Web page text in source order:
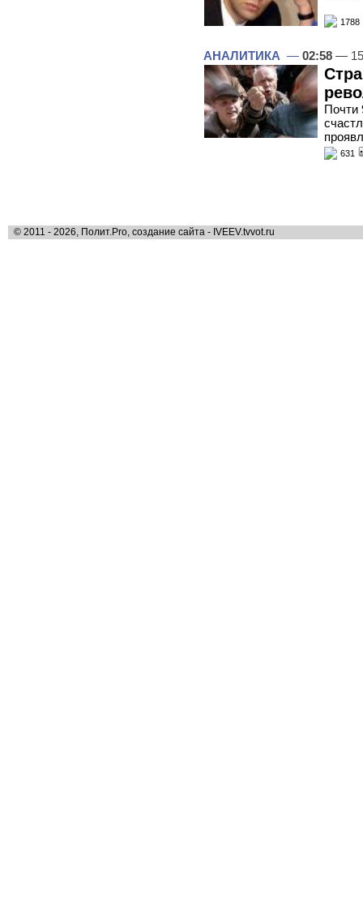
1788
АНАЛИТИКА — 02:58 —
Почти
631
© 2011 - 2026, Полит.Pro, создание сайта - IVEEV.tvvot.ru